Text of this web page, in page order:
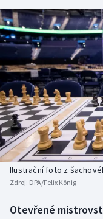
Cyklistika
DALŠÍ SPORTY
Americký fotbal
Baseball a softbal
Basketbal
Biatlon
NEPŘEHLÉDNĚTE
Soutěže
Historické návraty
Aplikace ČT sport
Ilustrační foto z
Zdroj: DPA/Felix König
Otevřené